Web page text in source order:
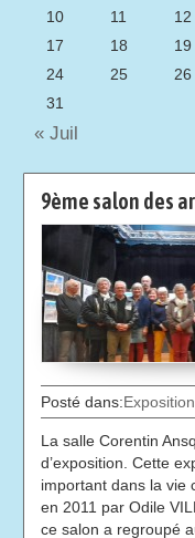
9ème salon des
Posté dans:
La salle Corentin
d’exposition. Cette
important dans la vie
en 2011 par Odile
ce salon a regroupé
10 11 12
17
18 19
24
25 26
31
« Juil